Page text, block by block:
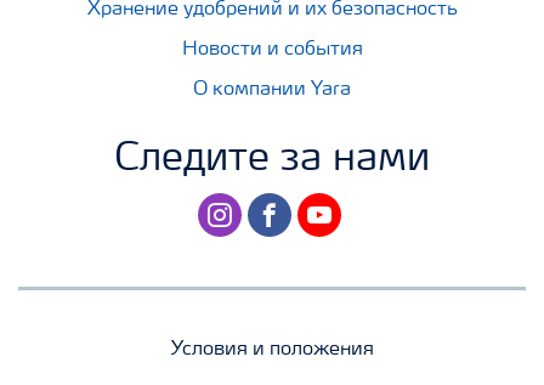
Хранение удобрений и их безопасность
Новости и события
О компании Yara
Следите за нами
instagramfacebookyoutube
Условия и положения